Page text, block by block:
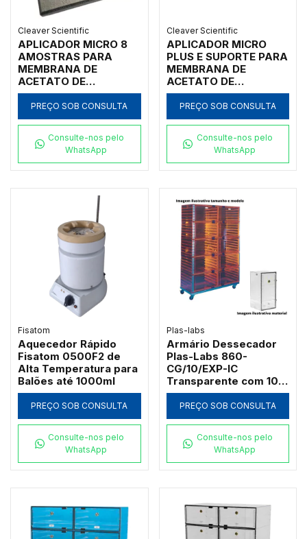
Cleaver Scientific
APLICADOR MICRO 8
AMOSTRAS PARA
MEMBRANA DE
ACETATO DE
CELULOSE NÃO
SUPORTADA PARA
CUBA CLÍNICA CELLAS
PREÇO SOB CONSULTA
Consulte-nos pelo
WhatsApp
Cleaver Scientific
APLICADOR MICRO
PLUS E SUPORTE PARA
MEMBRANA DE
ACETATO DE
CELULOSE
SUPORTADA PARA
CUBA CLÍNICA CELLAS
PREÇO SOB CONSULTA
Consulte-nos pelo
WhatsApp
Fisatom
Aquecedor Rápido
Fisatom 0500F2 de
Alta Temperatura para
Balões até 1000ml
PREÇO SOB CONSULTA
Consulte-nos pelo
WhatsApp
Plas-labs
Armário Dessecador
Plas-Labs 860-
CG/10/EXP-IC
Transparente com 10
Câmaras e Carrinho
InoxPREÇO SOB CONSULTA
Consulte-nos pelo
WhatsApp